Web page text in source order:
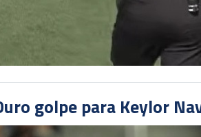
golpe para Keylor